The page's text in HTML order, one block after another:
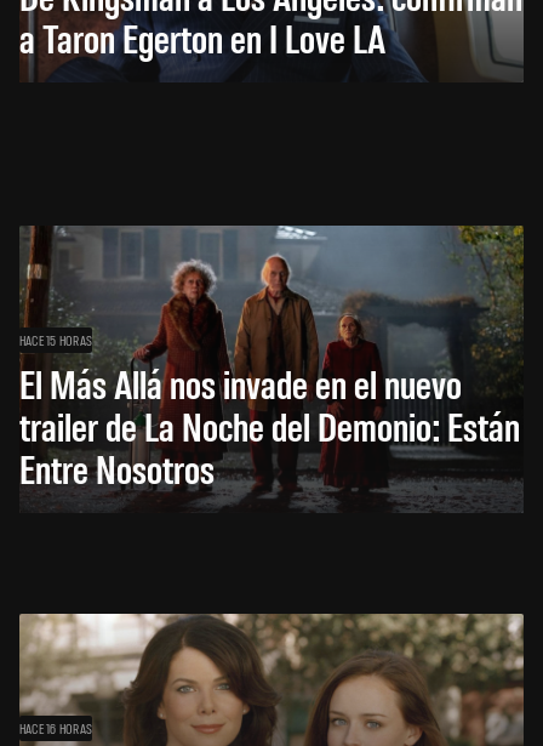
a Taron Egerton en I Love LA
HACE 15 HORAS
El Más Allá nos invade en el nuevo
trailer de La Noche del Demonio: Están
Entre Nosotros
HACE 16 HORAS